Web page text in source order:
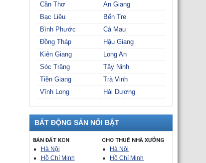
Cần Thơ
An Giang
Bạc Liêu
Bến Tre
Bình Phước
Cà Mau
Đồng Tháp
Hậu Giang
Kiên Giang
Long An
Sóc Trăng
Tây Ninh
Tiền Giang
Trà Vinh
Vĩnh Long
Hải Dương
BẤT ĐỘNG SẢN NỔI BẬT
BÁN ĐẤT KCN
Hà Nội
Hồ Chí Minh
CHO THUÊ NHÀ XƯỞNG
Hà Nội
Hồ Chí Minh